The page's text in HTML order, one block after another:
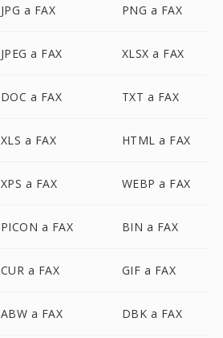
JPG a FAX PNG a FAX
JPEG a FAX XLSX a FAX
DOC a FAX TXT a FAX
XLS a FAX HTML a FAX
XPS a FAX WEBP a FAX
PICON a FAX BIN a FAX
CUR a FAX GIF a FAX
ABW a FAX DBK a FAX